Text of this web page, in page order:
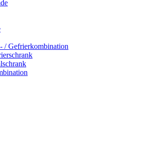
/ Gefrierkombination